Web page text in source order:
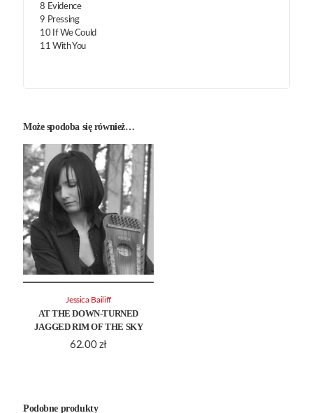
8 Evidence
9 Pressing
10 If We Could
11 With You
Może spodoba się również…
AT THE DOWN-TURNED
JAGGED RIM OF THE SKY
62.00 zł
Jessica Bailiff
Podobne produkty